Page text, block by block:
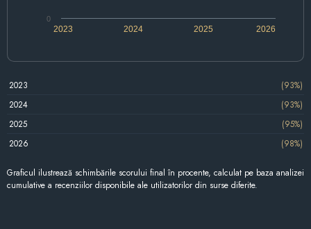
2024 2026
2023 2025
0
2023
(93%)
2024
(93%)
2025
(95%)
2026
(98%)
Graficul ilustrează schimbările scorului final în procente, calculat pe baza analizei
cumulative a recenziilor disponibile ale utilizatorilor din surse diferite.